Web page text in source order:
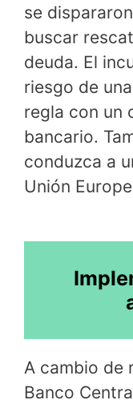
se
buscar
deuda. El
riesgo de
regla con un
bancario.
conduzca a
Unión
A cambio de
Banco